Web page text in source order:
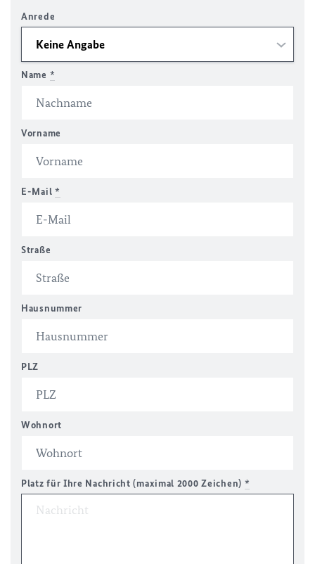
Anrede
Name *
Vorname
E-Mail *
Straße
Hausnummer
PLZ
Wohnort
Platz für Ihre Nachricht (maximal 2000 Zeichen) *